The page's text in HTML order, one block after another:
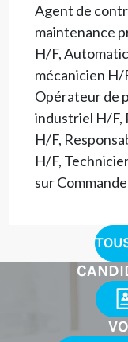
Agent de
maintenance
H/F,
mécanicien
Opérateur de
industriel H/F,
H/F,
H/F,
sur